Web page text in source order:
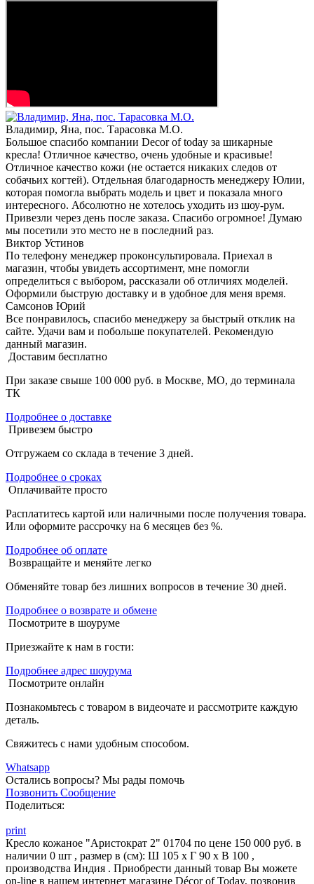
Владимир, Яна, пос. Тарасовка М.О.
Большое спасибо компании Decor of today за шикарные
кресла! Отличное качество, очень удобные и красивые!
Отличное качество кожи (не остается никаких следов от
собачьих когтей). Отдельная благодарность менеджеру Юлии,
которая помогла выбрать модель и цвет и показала много
интересного. Абсолютно не хотелось уходить из шоу-рум.
Привезли через день после заказа. Спасибо огромное! Думаю
мы посетили это место не в последний раз.
Виктор Устинов
По телефону менеджер проконсультировала. Приехал в
магазин, чтобы увидеть ассортимент, мне помогли
определиться с выбором, рассказали об отличиях моделей.
Оформили быструю доставку и в удобное для меня время.
Самсонов Юрий
Все понравилось, спасибо менеджеру за быстрый отклик на
сайте. Удачи вам и побольше покупателей. Рекомендую
данный магазин.
Доставим бесплатно
При заказе свыше 100 000 руб. в Москве, МО, до терминала
ТК
Подробнее о доставке
Привезем быстро
Отгружаем со склада в течение 3 дней.
Подробнее о сроках
Оплачивайте просто
Расплатитесь картой или наличными после получения товара.
Или оформите рассрочку на 6 месяцев без %.
Подробнее об оплате
Возвращайте и меняйте легко
Обменяйте товар без лишних вопросов в течение 30 дней.
Подробнее о возврате и обмене
Посмотрите в шоуруме
Приезжайте к нам в гости:
Подробнее адрес шоурума
Посмотрите онлайн
Познакомьтесь с товаром в видеочате и рассмотрите каждую
деталь.
Свяжитесь с нами удобным способом.
Whatsapp
Остались вопросы? Мы рады помочь
Позвонить Сообщение
Поделиться:
print
Кресло кожаное "Аристократ 2" 01704 по цене 150 000 руб. в
наличии 0 шт , размер в (см): Ш 105 x Г 90 x В 100 ,
производства Индия . Приобрести данный товар Вы можете
on-line в нашем интернет магазине Décor of Today, позвонив